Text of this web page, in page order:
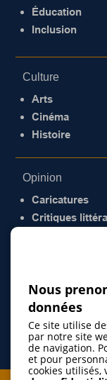
Éducation
Inclusion
Culture
Arts
Cinéma
Histoire
Opinion
Caricatures
Critiques
Nous
données
Ce site utilise
par notre site
de navigation.
et pour
cookies utilisés,